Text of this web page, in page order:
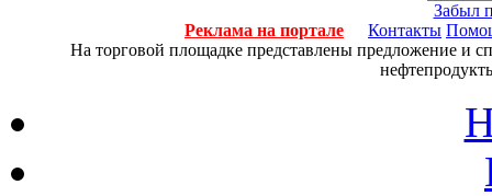
Забыл
Реклама на портале
Контакты
На торговой площадке представлены предложение и